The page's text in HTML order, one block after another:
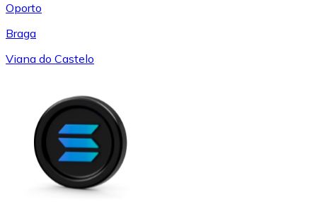
Oporto
Braga
Viana do Castelo